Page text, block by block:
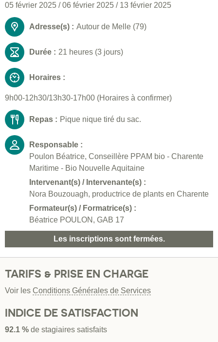
05 février 2025 /06 février 2025 / 13 février 2025
Adresse(s) : Autour de Melle (79)
Durée : 21 heures (3 jours)
Horaires :
9h00-12h30/13h30-17h00 (Horaires à confirmer)
Repas : Pique nique tiré du sac.
Responsable :
Poulon Béatrice, Conseillère PPAM bio - Charente
Maritime - Bio Nouvelle Aquitaine
Intervenant(s) / Intervenante(s) :
Nora Bouzouagh, productrice de plants en Charente
Formateur(s) / Formatrice(s) :
Béatrice POULON, GAB 17
Les inscriptions sont fermées.
TARIFS & PRISE EN CHARGE
Voir les Conditions Générales de Services
INDICE DE SATISFACTION
92.1 % de stagiaires satisfaits